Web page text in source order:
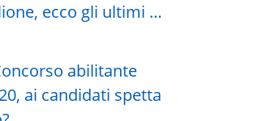
ecco gli ultimi …